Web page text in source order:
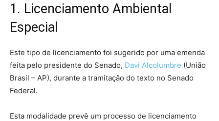
1. Licenciamento Ambiental
Especial
Este tipo de licenciamento foi sugerido por uma emenda
feita pelo presidente do Senado, Davi Alcolumbre (União
Brasil – AP), durante a tramitação do texto no Senado
Federal.
Esta modalidade prevê um processo de licenciamento